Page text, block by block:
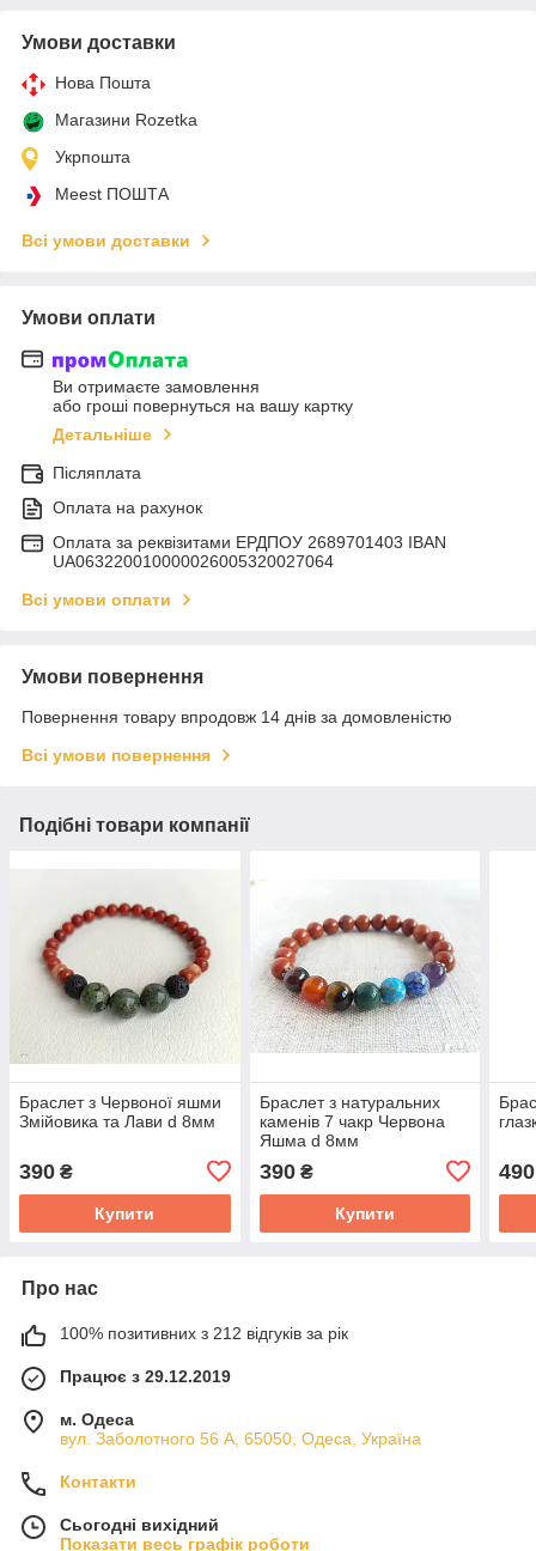
Умови доставки
Нова Пошта
Магазини Rozetka
Укрпошта
Meest ПОШТА
Всі умови доставки
Умови оплати
Ви отримаєте замовлення
або гроші повернуться на вашу картку
Детальніше
Післяплата
Оплата на рахунок
Оплата за реквізитами ЕРДПОУ 2689701403 IBAN
UA063220010000026005320027064
Всі умови оплати
Умови повернення
Повернення товару впродовж 14 днів за домовленістю
Всі умови повернення
Подібні товари компанії
Браслет з Червоної яшми
Змійовика та Лави d 8мм
390 ₴
Купити
Браслет з натуральних
каменів 7 чакр Червона
Яшма d 8мм
390₴
Купити
490
Про нас
100% позитивних з 212 відгуків за рік
Працює з 29.12.2019
м. Одеса
вул. Заболотного 56 А, 65050, Одеса, Україна
Контакти
Сьогодні вихідний
Показати весь графік роботи